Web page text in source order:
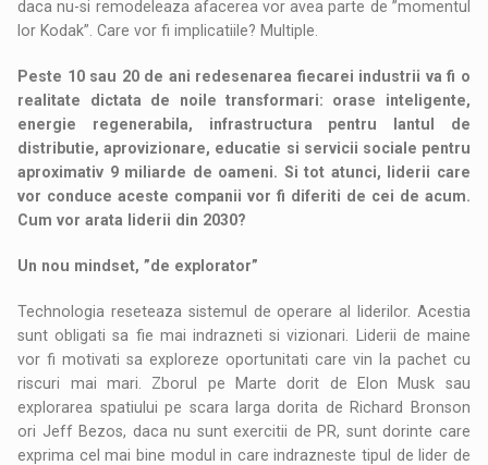
daca nu-si remodeleaza afacerea vor avea parte de ”momentul
lor Kodak”. Care vor fi implicatiile? Multiple.
Peste 10 sau 20 de ani redesenarea fiecarei industrii va fi o
realitate dictata de noile transformari: orase inteligente,
energie regenerabila, infrastructura pentru lantul de
distributie, aprovizionare, educatie si servicii sociale pentru
aproximativ 9 miliarde de oameni. Si tot atunci, liderii care
vor conduce aceste companii vor fi diferiti de cei de acum.
Cum vor arata liderii din 2030?
Un nou mindset, ”de explorator”
Technologia reseteaza sistemul de operare al liderilor. Acestia
sunt obligati sa fie mai indrazneti si vizionari. Liderii de maine
vor fi motivati sa exploreze oportunitati care vin la pachet cu
riscuri mai mari. Zborul pe Marte dorit de Elon Musk sau
explorarea spatiului pe scara larga dorita de Richard Bronson
ori Jeff Bezos, daca nu sunt exercitii de PR, sunt dorinte care
exprima cel mai bine modul in care indrazneste tipul de lider de